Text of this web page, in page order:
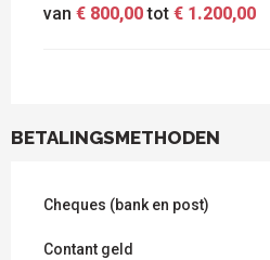
van € 800,00tot € 1.200,00
BETALINGSMETHODEN
Cheques (bank en post)
Contant geld